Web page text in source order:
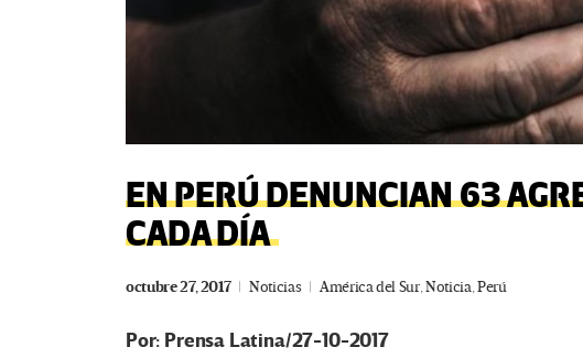
EN PERÚ DENUNCIAN 63
CADA DÍA
octubre 27, 2017 Noticias América del Sur,Noticia,Perú
Por: Prensa Latina/27-10-2017